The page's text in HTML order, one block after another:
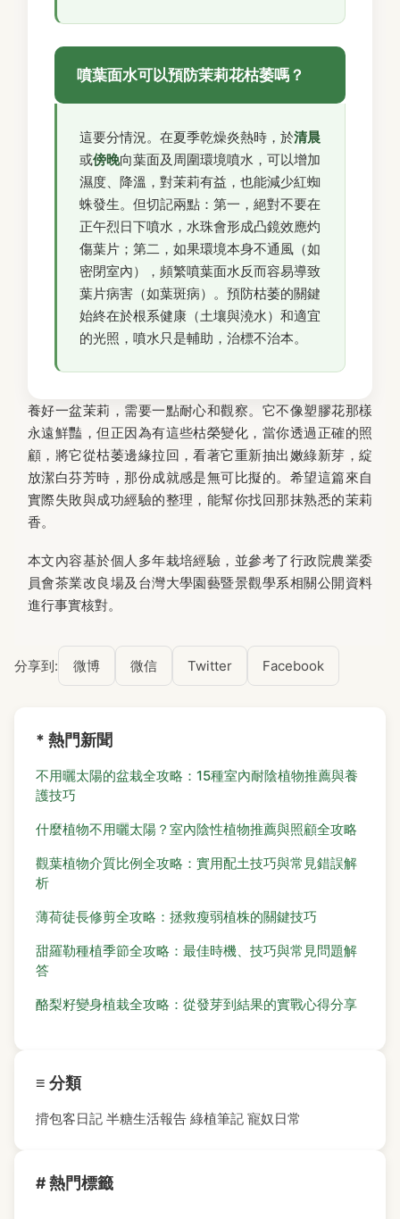
噴葉面水可以預防茉莉花枯萎嗎？
這要分情況。在夏季乾燥炎熱時，於清晨
或傍晚向葉面及周圍環境噴水，可以增加
濕度、降溫，對茉莉有益，也能減少紅蜘
蛛發生。但切記兩點：第一，絕對不要在
正午烈日下噴水，水珠會形成凸鏡效應灼
傷葉片；第二，如果環境本身不通風（如
密閉室內），頻繁噴葉面水反而容易導致
葉片病害（如葉斑病）。預防枯萎的關鍵
始終在於根系健康（土壤與澆水）和適宜
的光照，噴水只是輔助，治標不治本。
養好一盆茉莉，需要一點耐心和觀察。它不像塑膠花那樣
永遠鮮豔，但正因為有這些枯榮變化，當你透過正確的照
顧，將它從枯萎邊緣拉回，看著它重新抽出嫩綠新芽，綻
放潔白芬芳時，那份成就感是無可比擬的。希望這篇來自
實際失敗與成功經驗的整理，能幫你找回那抹熟悉的茉莉
香。
本文內容基於個人多年栽培經驗，並參考了行政院農業委
員會茶業改良場及台灣大學園藝暨景觀學系相關公開資料
進行事實核對。
分享到: 微博 微信 Twitter Facebook
* 熱門新聞
不用曬太陽的盆栽全攻略：15種室內耐陰植物推薦與養
護技巧
什麼植物不用曬太陽？室內陰性植物推薦與照顧全攻略
觀葉植物介質比例全攻略：實用配土技巧與常見錯誤解
析
薄荷徒長修剪全攻略：拯救瘦弱植株的關鍵技巧
甜羅勒種植季節全攻略：最佳時機、技巧與常見問題解
答
酪梨籽變身植栽全攻略：從發芽到結果的實戰心得分享
≡ 分類
揹包客日記 半糖生活報告 綠植筆記 寵奴日常
# 熱門標籤